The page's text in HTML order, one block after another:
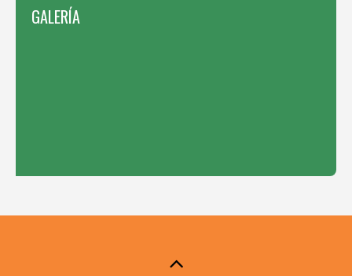
GALERÍA